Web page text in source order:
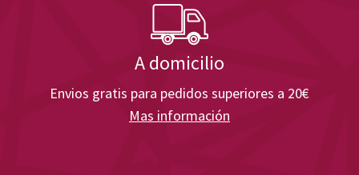
A domicilio
Envios gratis para pedidos superiores a 20€
Mas información